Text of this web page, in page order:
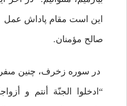
اين است مقام پاداش عمل
صالح مؤمنان.
در سوره زخرف، چنين
“ادخلوا الجنّة أنتم و